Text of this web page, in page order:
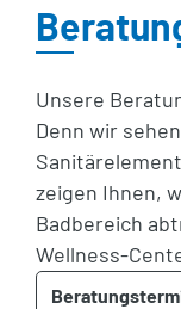
Unsere
Denn wir
zeigen Ihnen,
Badbereich
Wellness-